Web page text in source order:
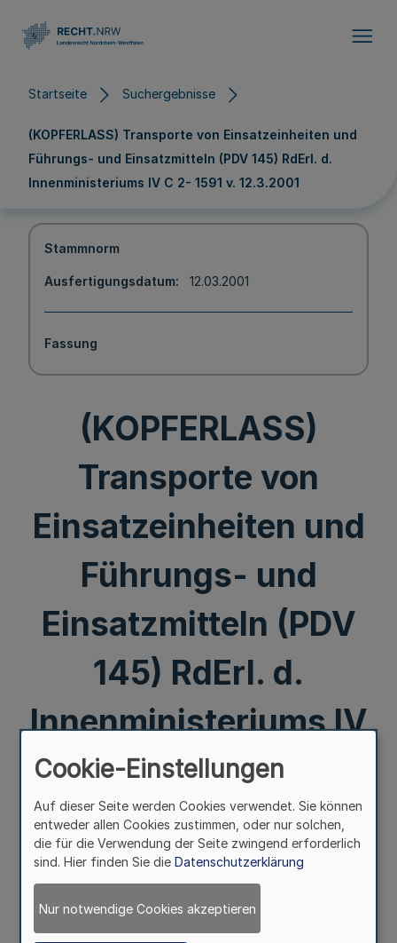
Startseite Suchergebnisse
(KOPFERLASS) Transporte von Einsatzeinheiten und
Führungs- und Einsatzmitteln (PDV 145) RdErl. d.
Innenministeriums IV C 2- 1591 v. 12.3.2001
Stammnorm
Ausfertigungsdatum 12.03.2001
Fassung
(KOPFERLASS)
Transporte von
Einsatzeinheiten und
Führungs- und
Einsatzmitteln (PDV
145) RdErl. d.
Innenministeriums IV
C 2- 1591 v.
12.3.2001
(KOPFERLASS)
Transporte von Einsatzeinheiten und Führungs- und
Cookie-Einstellungen
Auf dieser Seite werden Cookies verwendet. Sie können
entweder allen Cookies zustimmen, oder nur solchen,
die für die Verwendung der Seite zwingend erforderlich
sind. Hier finden Sie die Datenschutzerklärung
Nur notwendige Cookies akzeptieren